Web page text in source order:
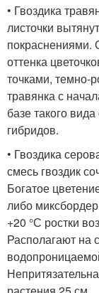
• Гвоздика
листочки
покраснениями.
оттенка
точками, темно-
травянка с
базе такого
гибридов.
• Гвоздика
смесь гвоздик
Богатое
либо
+20 °С ростки
Располагают на